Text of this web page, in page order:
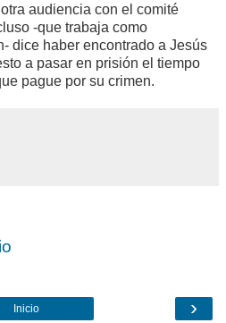
audiencia con el comité
-que trabaja como
dice haber encontrado a Jesús
a pasar en prisión el tiempo
pague por su crimen.
›
Inicio